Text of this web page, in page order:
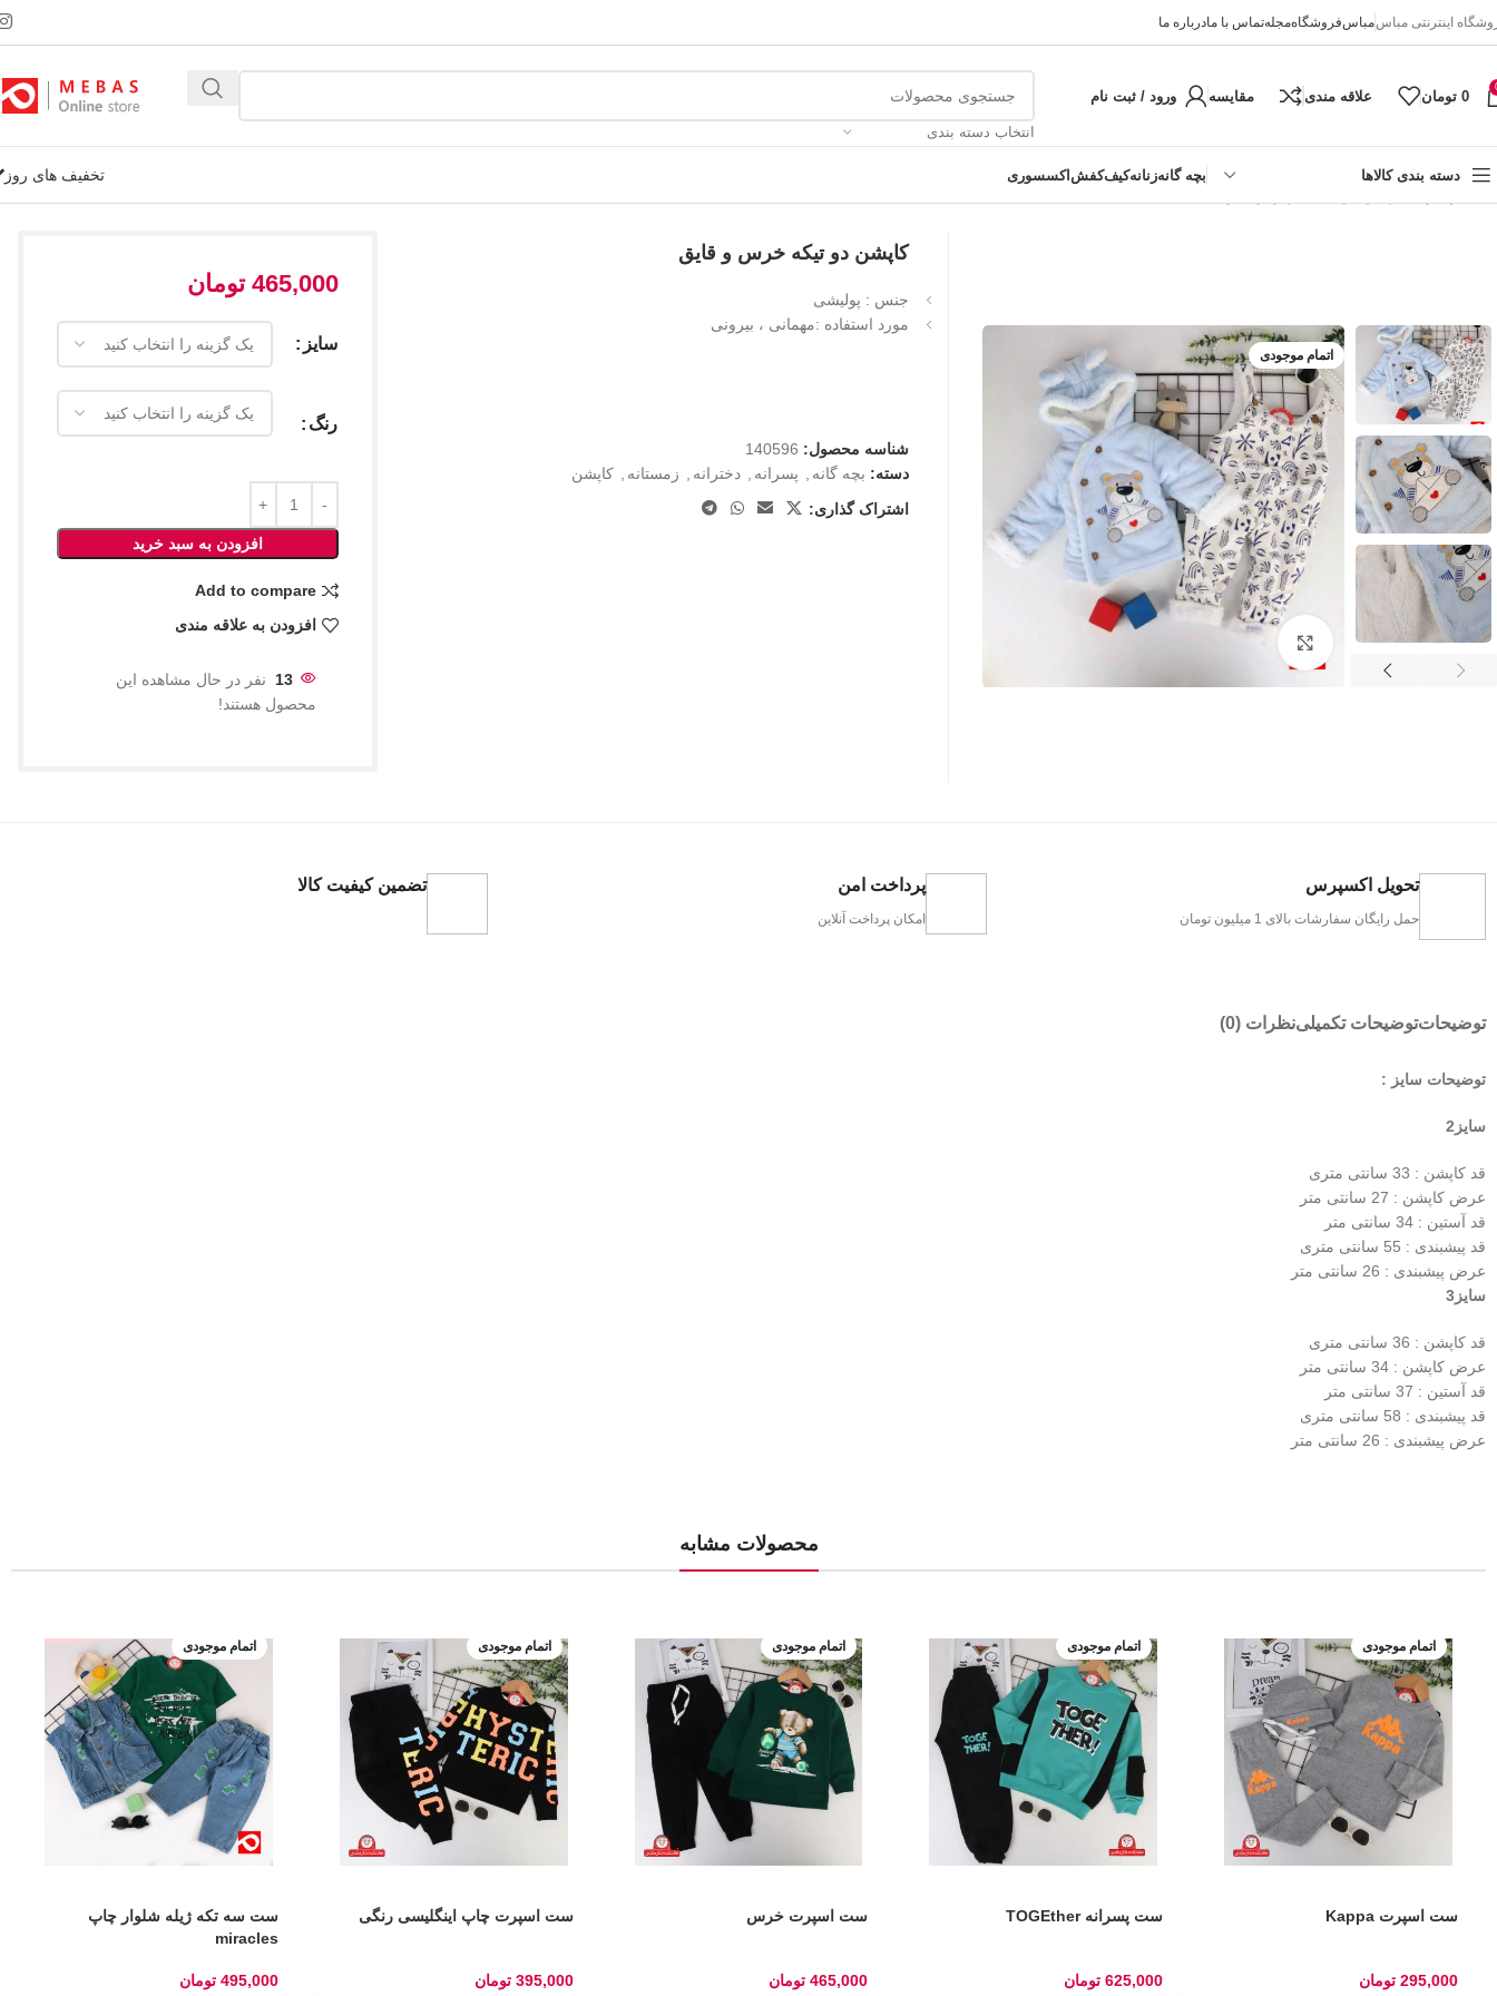
اینترنتی مباسمباسفروشگاهمجلهتماس با مادرباره ما
0 تومان علاقه مندی مقایسه ورود / ثبت نام
انتخاب دسته بندی
دسته بندی کالاها
نوزادی
بچه گانهزنانهکیفکفشاکسسوری
تخفیف های روز
اتمام موجودی
کاپشن دو تیکه خرس و قایق
جنس : پولیشی
مورد استفاده :مهمانی ، بیرونی
شناسه محصول: 140596
دسته: بچه گانه پسرانه دخترانه زمستانه
کاپشن
اشتراک گذاری:
465,000 تومان
سایز
رنگ
افزودن به سبد خرید
Add to compare
افزودن به علاقه مندی
13
نفر در حال مشاهده این
محصول هستند!
تحویل اکسپرس
حمل رایگان سفارشات بالای 1 میلیون تومان
پرداخت امن
امکان پرداخت آنلاین
تضمین کیفیت کالا
توضیحاتتوضیحات تکمیلینظرات (0)
توضیحات سایز :
سایز2
قد کاپشن : 33 سانتی متری
عرض کاپشن : 27 سانتی متر
قد آستین : 34 سانتی متر
قد پیشبندی : 55 سانتی متری
عرض پیشبندی : 26 سانتی متر
سایز3
قد کاپشن : 36 سانتی متری
عرض کاپشن : 34 سانتی متر
قد آستین : 37 سانتی متر
قد پیشبندی : 58 سانتی متری
عرض پیشبندی : 26 سانتی متر
محصولات مشابه
اتمام موجودی
ست اسپرت Kappa
295,000 تومان
اتمام موجودی
ست پسرانه TOGEther
625,000 تومان
اتمام موجودی
ست اسپرت خرس
465,000 تومان
اتمام موجودی
ست اسپرت چاپ اینگلیسی رنگی
395,000 تومان
اتمام موجودی
ست سه تکه ژیله شلوار چاپ
miracles
495,000 تومان